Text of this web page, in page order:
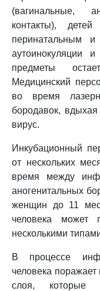
(вагинальные,
контакты),
перинатальным
аутоинокуляции
предметы
Медицинский
во время
бородавок,
вирус.
Инкубационный
от нескольких
время между
аногенитальных
женщин до 11
человека может
несколькими
В процессе
человека поражает
слоя, которые